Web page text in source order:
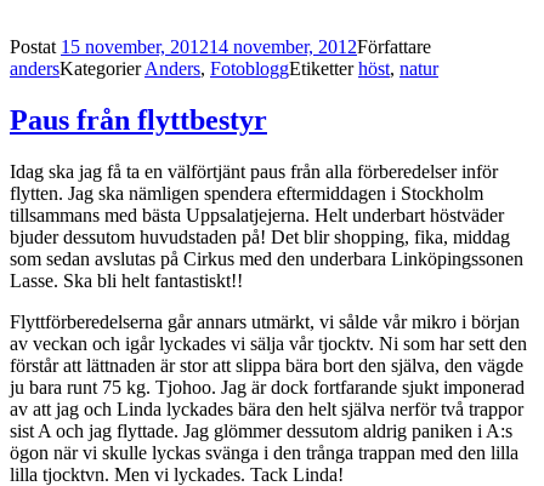
Postat 15 november, 201214 november, 2012Författare
andersKategorierAnders, FotobloggEtiketterhöst, natur
Paus från flyttbestyr
Idag ska jag få ta en välförtjänt paus från alla förberedelser inför
flytten. Jag ska nämligen spendera eftermiddagen i Stockholm
tillsammans med bästa Uppsalatjejerna. Helt underbart höstväder
bjuder dessutom huvudstaden på! Det blir shopping, fika, middag
som sedan avslutas på Cirkus med den underbara Linköpingssonen
Lasse. Ska bli helt fantastiskt!!
Flyttförberedelserna går annars utmärkt, vi sålde vår mikro i början
av veckan och igår lyckades vi sälja vår tjocktv. Ni som har sett den
förstår att lättnaden är stor att slippa bära bort den själva, den vägde
ju bara runt 75 kg. Tjohoo. Jag är dock fortfarande sjukt imponerad
av att jag och Linda lyckades bära den helt själva nerför två trappor
sist A och jag flyttade. Jag glömmer dessutom aldrig paniken i A:s
ögon när vi skulle lyckas svänga i den trånga trappan med den lilla
lilla tjocktvn. Men vi lyckades. Tack Linda!